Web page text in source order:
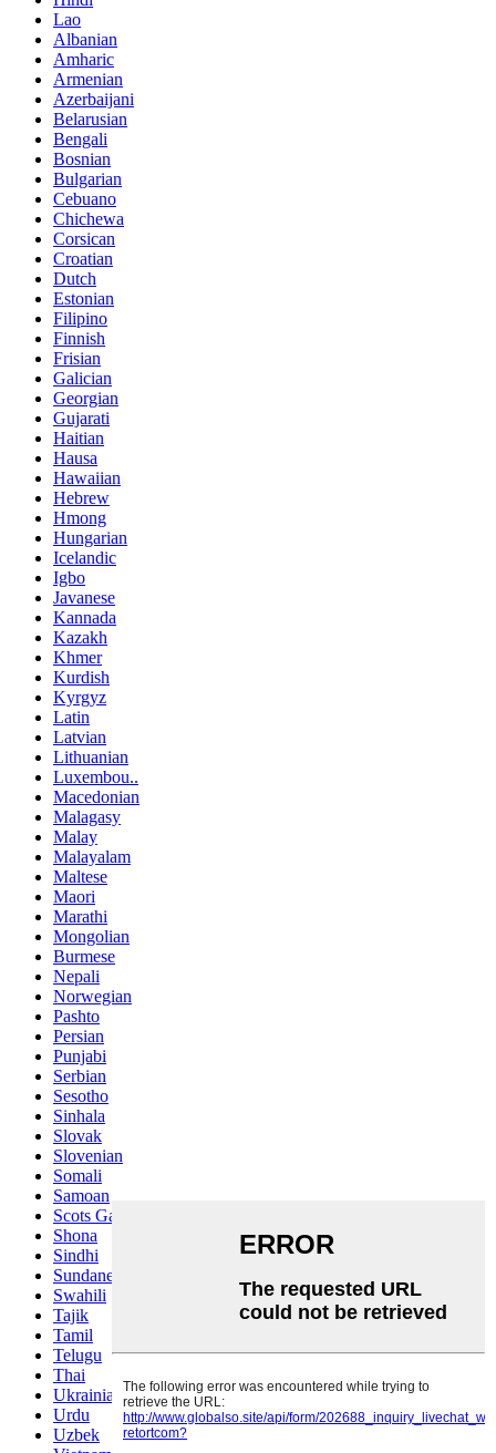
Lao
Albanian
Amharic
Armenian
Azerbaijani
Belarusian
Bengali
Bosnian
Bulgarian
Cebuano
Chichewa
Corsican
Croatian
Dutch
Estonian
Filipino
Finnish
Frisian
Galician
Georgian
Gujarati
Haitian
Hausa
Hawaiian
Hebrew
Hmong
Hungarian
Icelandic
Igbo
Javanese
Kannada
Kazakh
Khmer
Kurdish
Kyrgyz
Latin
Latvian
Lithuanian
Luxembou..
Macedonian
Malagasy
Malay
Malayalam
Maltese
Maori
Marathi
Mongolian
Burmese
Nepali
Norwegian
Pashto
Persian
Punjabi
Serbian
Sesotho
Sinhala
Slovak
Slovenian
Somali
Samoan
Scots Gaelic
Shona
Sindhi
Sundanese
Swahili
Tajik
Tamil
Telugu
Thai
Ukrainian
Urdu
Uzbek